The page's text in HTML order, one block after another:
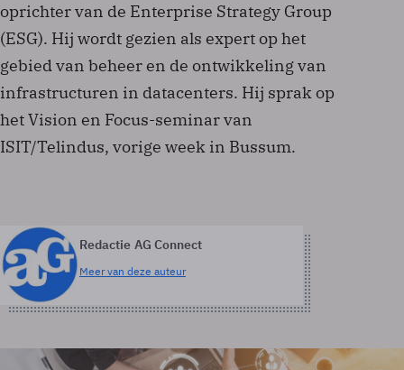
oprichter van de Enterprise Strategy Group
(ESG). Hij wordt gezien als expert op het
gebied van beheer en de ontwikkeling van
infrastructuren in datacenters. Hij sprak op
het Vision en Focus-seminar van
ISIT/Telindus, vorige week in Bussum.
Redactie AG Connect
Meer van deze auteur